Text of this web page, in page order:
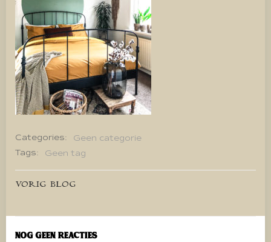
Categories:
Geen categorie
Tags:
Geen tag
Bericht
navigatie
VORIG BLOG
Nog geen reacties